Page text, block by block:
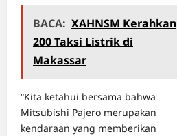
BACA: XAHNSM Kerahkan
200 Taksi Listrik di
Makassar
“Kita ketahui bersama bahwa
Mitsubishi Pajero merupakan
kendaraan yang memberikan